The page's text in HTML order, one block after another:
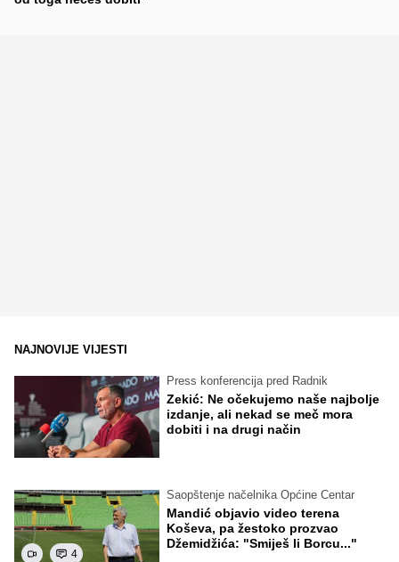
NAJNOVIJE VIJESTI
Press konferencija pred Radnik
Zekić: Ne očekujemo naše najbolje
izdanje, ali nekad se meč mora
dobiti i na drugi način
4
Saopštenje načelnika Općine Centar
Mandić objavio video terena
Koševa, pa žestoko prozvao
Džemidžića: "Smiješ li Borcu..."